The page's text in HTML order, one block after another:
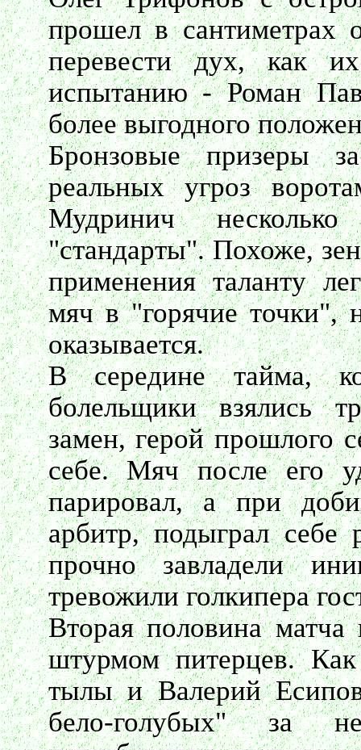
прошел в сантиметрах
перевести дух, как
испытанию - Роман
более выгодного
Бронзовые призеры
реальных угроз
Мудринич
"стандарты". Похоже,
применения таланту
мяч в "горячие точки",
оказывается.
В середине тайма,
болельщики взялись
замен, герой прошлого
себе. Мяч после его
парировал, а при
арбитр, подыграл себе
прочно завладели
тревожили голкипера
Вторая половина
штурмом питерцев.
тылы и Валерий
бело-голубых" за